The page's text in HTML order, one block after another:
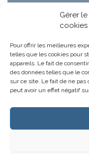
Gérer
cookies
Pour offrir les meilleures
telles que les cookies pour
appareils. Le fait de
des données telles que le
sur ce site. Le fait de ne
peut avoir un effet négatif